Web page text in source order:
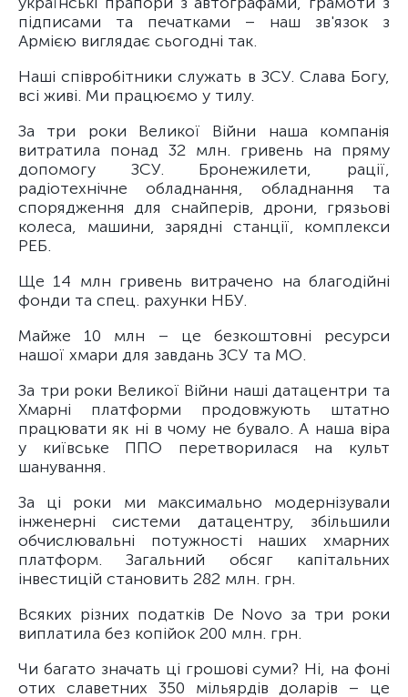
підписами та печатками – наш зв'язок з
Армією виглядає сьогодні так.
Наші співробітники служать в ЗСУ. Слава Богу,
всі живі. Ми працюємо у тилу.
За три роки Великої Війни наша компанія
витратила понад 32 млн. гривень на пряму
допомогу ЗСУ. Бронежилети, рації,
радіотехнічне обладнання, обладнання та
спорядження для снайперів, дрони, грязьові
колеса, машини, зарядні станції, комплекси
РЕБ.
Ще 14 млн гривень витрачено на благодійні
фонди та спец. рахунки НБУ.
Майже 10 млн – це безкоштовні ресурси
нашої хмари для завдань ЗСУ та МО.
За три роки Великої Війни наші датацентри та
Хмарні платформи продовжують штатно
працювати як ні в чому не бувало. А наша віра
у київське ППО перетворилася на культ
шанування.
За ці роки ми максимально модернізували
інженерні системи датацентру, збільшили
обчислювальні потужності наших хмарних
платформ. Загальний обсяг капітальних
інвестицій становить 282 млн. грн.
Всяких різних податків De Novo за три роки
виплатила без копійок 200 млн. грн.
Чи багато значать ці грошові суми? Ні, на фоні
отих славетних 350 мільярдів доларів – це